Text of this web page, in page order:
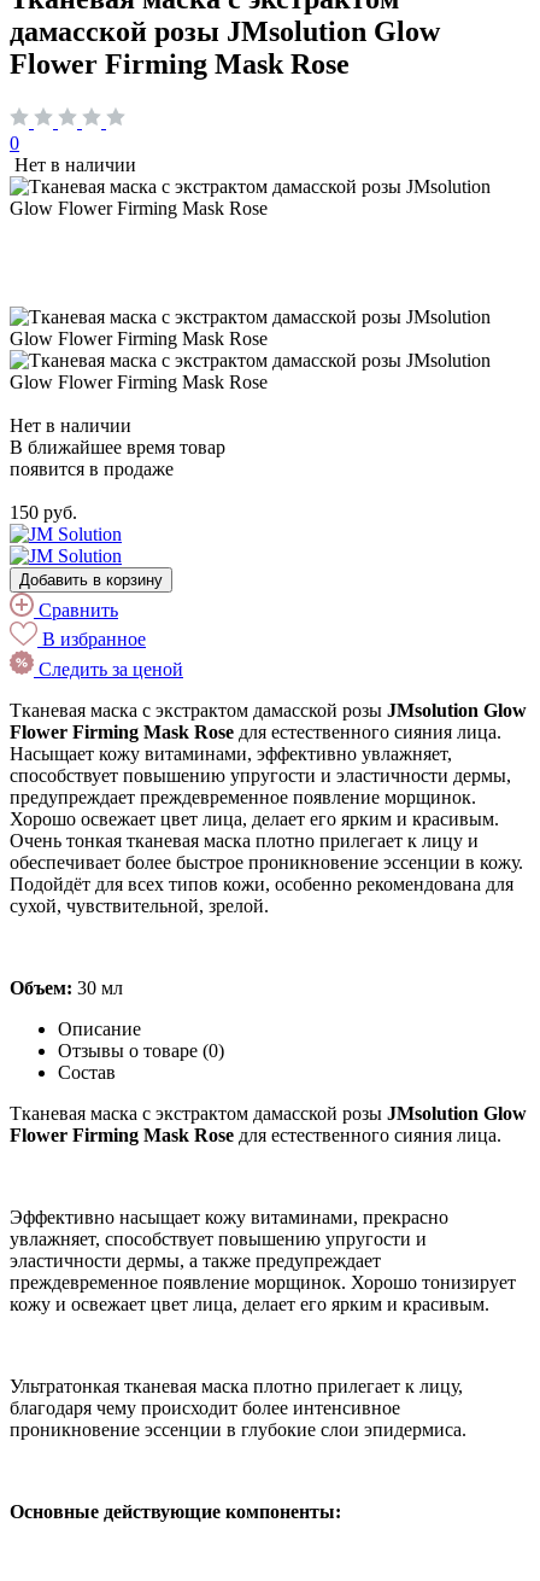
дамасской розы JMsolution Glow
Flower Firming Mask Rose
0
Нет в наличии
Нет в наличии
В ближайшее время товар
появится в продаже
150 руб.
Добавить в корзину
Сравнить
В избранное
Следить за ценой
Тканевая маска с экстрактом дамасской розы JMsolution Glow
Flower Firming Mask Rose для естественного сияния лица.
Насыщает кожу витаминами, эффективно увлажняет,
способствует повышению упругости и эластичности дермы,
предупреждает преждевременное появление морщинок.
Хорошо освежает цвет лица, делает его ярким и красивым.
Очень тонкая тканевая маска плотно прилегает к лицу и
обеспечивает более быстрое проникновение эссенции в кожу.
Подойдёт для всех типов кожи, особенно рекомендована для
сухой, чувствительной, зрелой.
Объем: 30 мл
Описание
Отзывы о товаре (0)
Состав
Тканевая маска с экстрактом дамасской розы JMsolution Glow
Flower Firming Mask Rose для естественного сияния лица.
Эффективно насыщает кожу витаминами, прекрасно
увлажняет, способствует повышению упругости и
эластичности дермы, а также предупреждает
преждевременное появление морщинок. Хорошо тонизирует
кожу и освежает цвет лица, делает его ярким и красивым.
Ультратонкая тканевая маска плотно прилегает к лицу,
благодаря чему происходит более интенсивное
проникновение эссенции в глубокие слои эпидермиса.
Основные действующие компоненты: